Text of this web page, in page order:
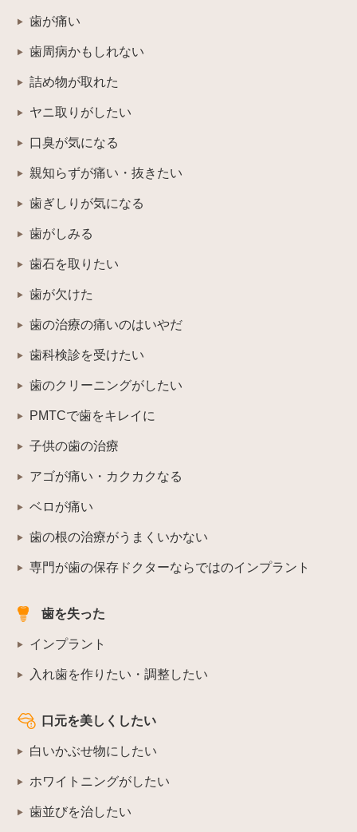
歯が痛い
歯周病かもしれない
詰め物が取れた
ヤニ取りがしたい
口臭が気になる
親知らずが痛い・抜きたい
歯ぎしりが気になる
歯がしみる
歯石を取りたい
歯が欠けた
歯の治療の痛いのはいやだ
歯科検診を受けたい
歯のクリーニングがしたい
PMTCで歯をキレイに
子供の歯の治療
アゴが痛い・カクカクなる
ベロが痛い
歯の根の治療がうまくいかない
専門が歯の保存ドクターならではのインプラント
歯を失った
インプラント
入れ歯を作りたい・調整したい
口元を美しくしたい
白いかぶせ物にしたい
ホワイトニングがしたい
歯並びを治したい